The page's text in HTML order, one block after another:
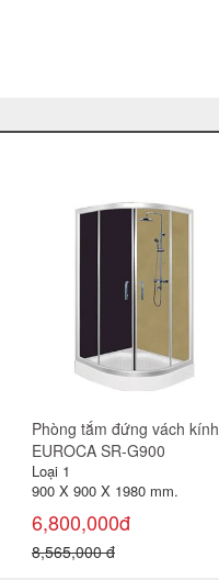
Phòng tắm đứng vách kính
EUROCA SR-R1050
Loại 1
1040 X 1040 X 2060 mm.
7,000,000đ
8,300,000 đ